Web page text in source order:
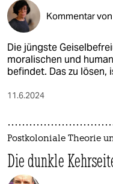
Kommentar von
Die jüngste
moralischen und
befindet. Das zu lösen,
11.6.2024
Postkoloniale Theorie
Die dunkle